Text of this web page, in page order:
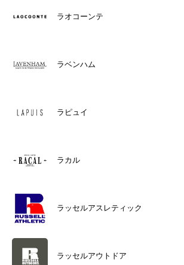
ラオコーンテ
ラベンハム
ラピュイ
ラカル
ラッセルアスレティック
ラッセルアウトドア